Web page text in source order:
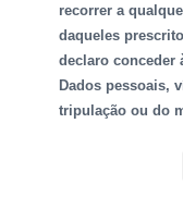
recorrer a
daqueles
declaro conceder
Dados pessoais,
tripulação ou do